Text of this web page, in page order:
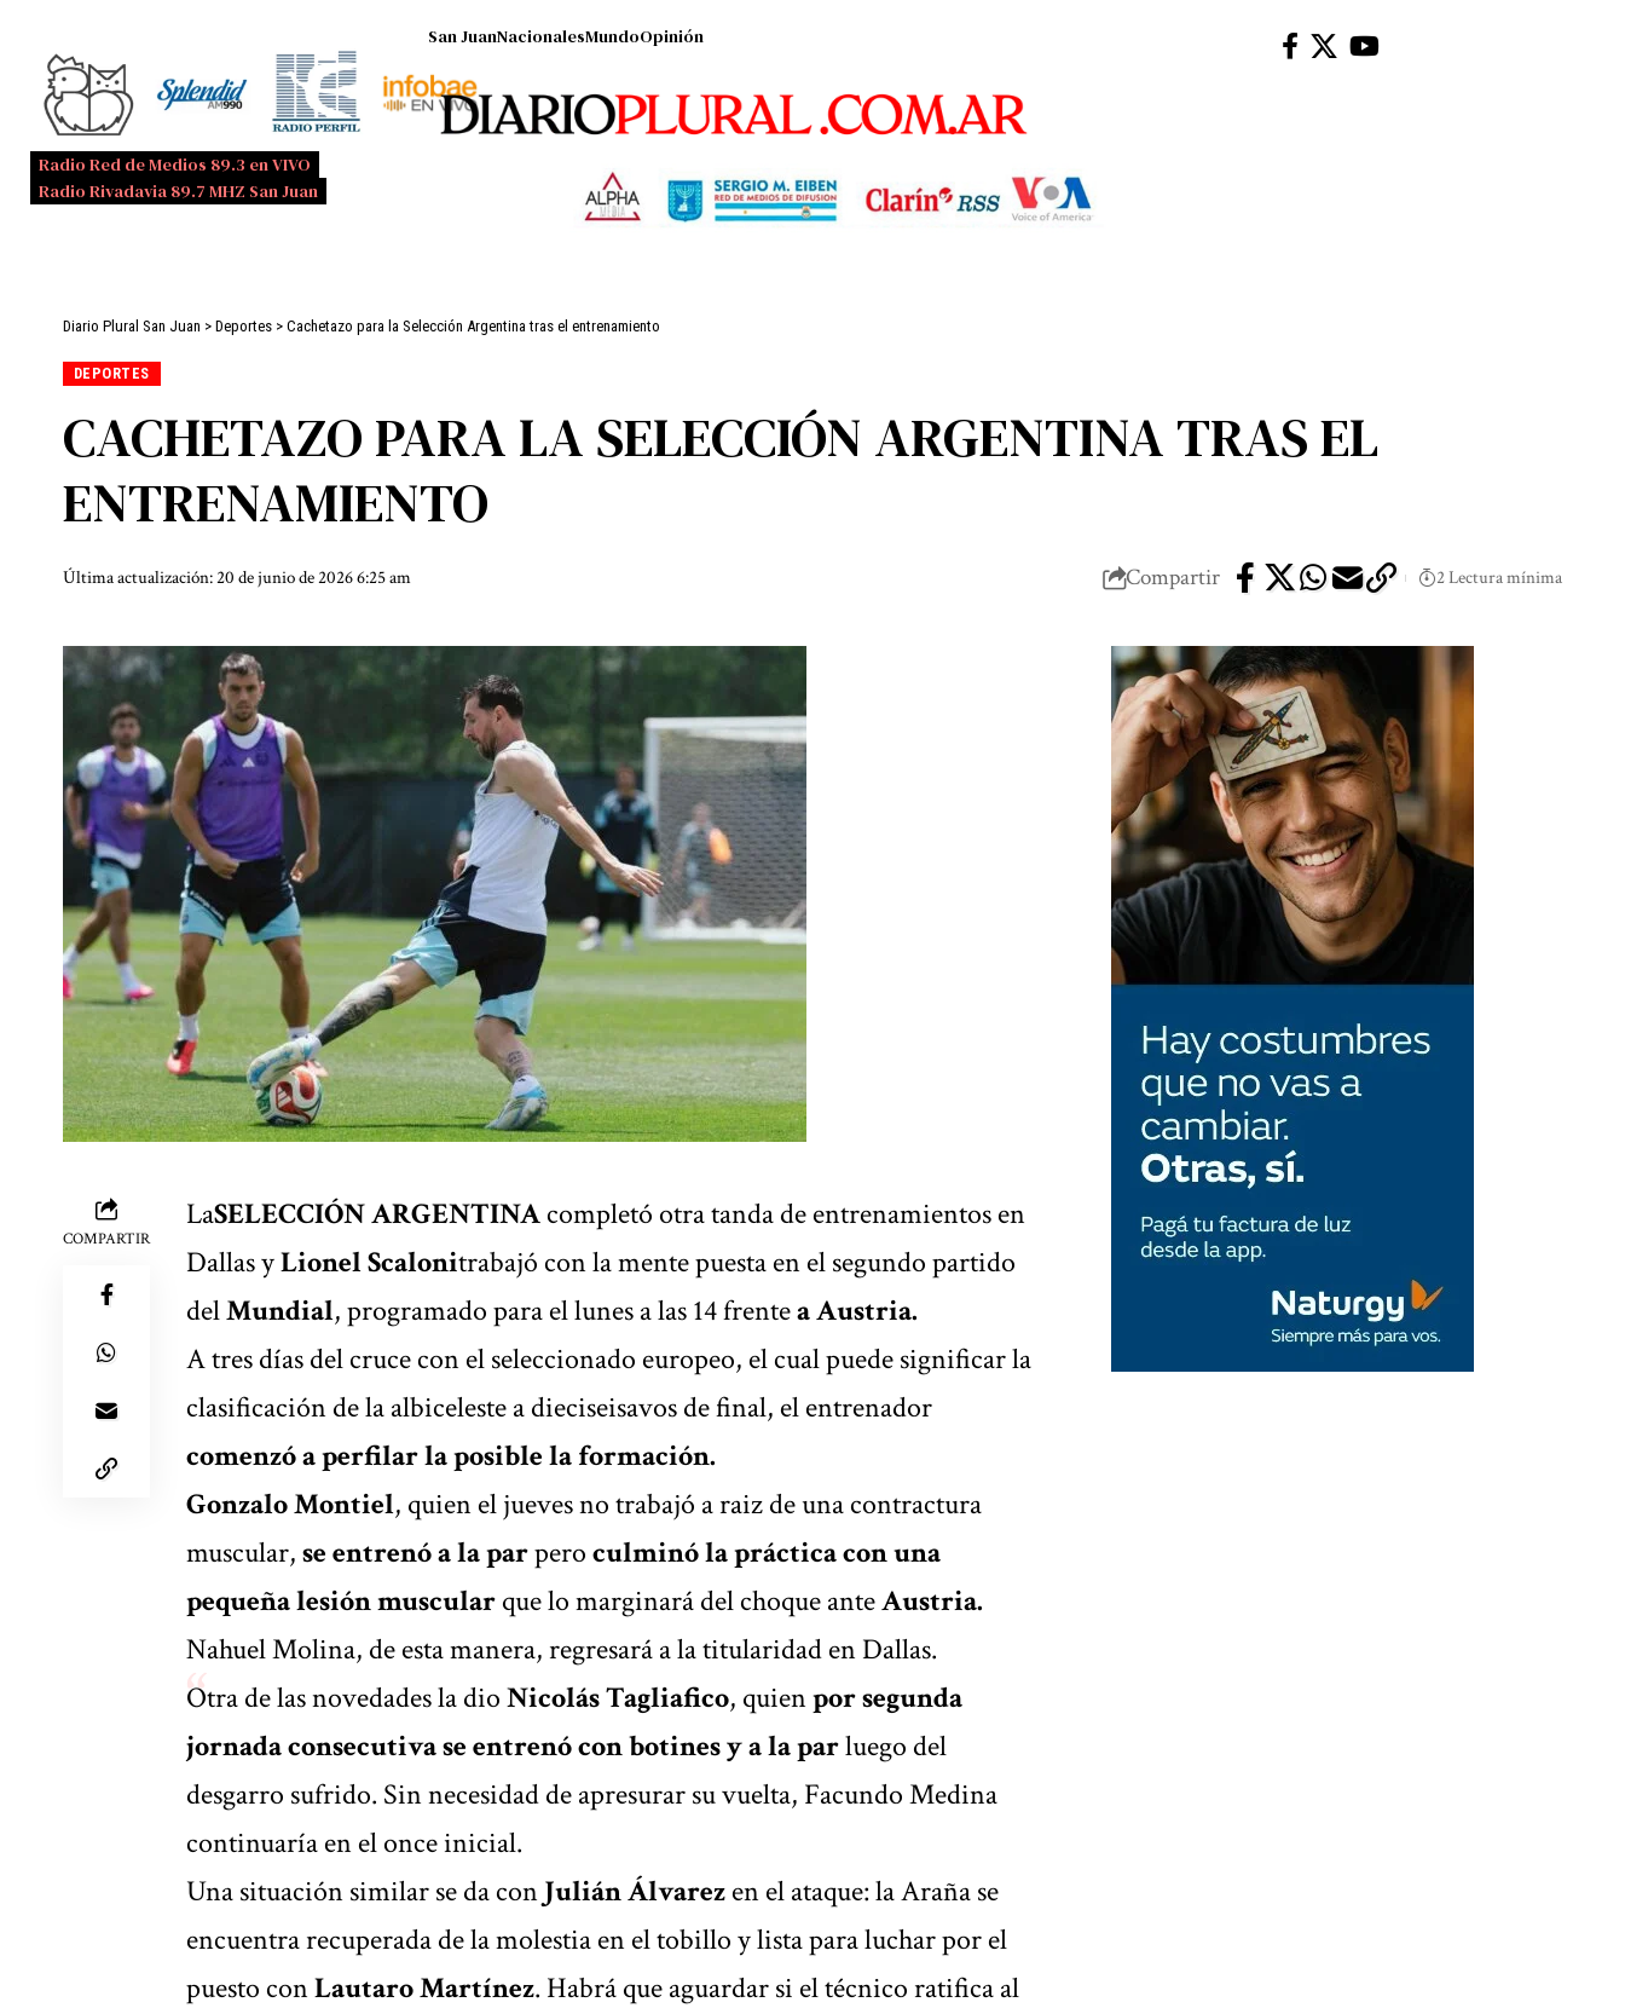
Radio Red de Medios 89.3 en VIVO
Radio Rivadavia 89.7 MHZ San Juan
San JuanNacionalesMundoOpinión
Diario Plural San Juan > Deportes > Cachetazo para la Selección Argentina tras el entrenamiento
DEPORTES
CACHETAZO PARA LA SELECCIÓN ARGENTINA TRAS EL
ENTRENAMIENTO
Última actualización: 20 de junio de 2026 6:25 am Compartir 2 Lectura mínima
COMPARTIR
LaSELECCIÓN ARGENTINAcompletó otra tanda de entrenamientos en
Dallas yLionel Scalonitrabajó con la mente puesta en el segundo partido
delMundial, programado para el lunes a las 14 frenteaAustria.
A tres días del cruce con el seleccionado europeo, el cual puede significar la
clasificación de la albiceleste a dieciseisavos de final, el entrenador
comenzó a perfilar la posible la formación.
Gonzalo Montiel, quien el jueves no trabajó a raiz de una contractura
muscular,se entrenó a la parperoculminó la práctica con una
pequeña lesión muscularque lo marginará del choque anteAustria.
Nahuel Molina, de esta manera, regresará a la titularidad en Dallas.
Otra de las novedades la dioNicolás Tagliafico, quienpor segunda
jornada consecutiva se entrenó con botines y a la parluego del
desgarro sufrido. Sin necesidad de apresurar su vuelta, Facundo Medina
continuaría en el once inicial.
Una situación similar se da conJulián Álvarezen el ataque: la Araña se
encuentra recuperada de la molestia en el tobillo y lista para luchar por el
puesto conLautaro Martínez. Habrá que aguardar si el técnico ratifica al